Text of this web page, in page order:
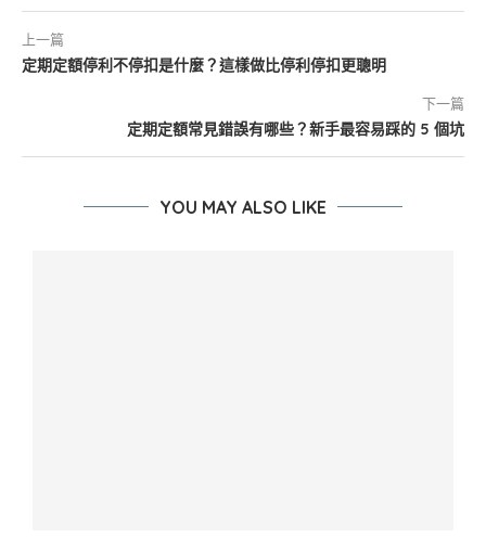
上一篇
定期定額停利不停扣是什麼？這樣做比停利停扣更聰明
下一篇
定期定額常見錯誤有哪些？新手最容易踩的 5 個坑
YOU MAY ALSO LIKE